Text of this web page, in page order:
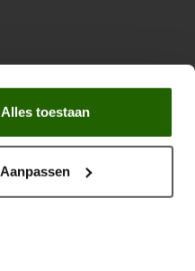
Alles toestaan
Aanpassen